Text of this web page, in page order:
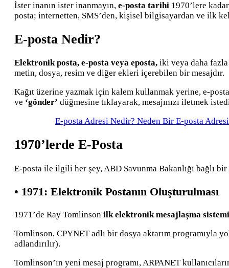
İster inanın ister inanmayın, e-posta tarihi 1970’lere
posta; internetten, SMS’den, kişisel bilgisayardan ve ilk
E-posta Nedir?
Elektronik posta, e-posta veya eposta, iki veya daha
metin, dosya, resim ve diğer ekleri içerebilen bir mesajdır.
Kağıt üzerine yazmak için kalem kullanmak yerine, e-
ve ‘gönder’ düğmesine tıklayarak, mesajınızı iletmek
E-posta Adresi Nedir? Neden Bir E-posta
1970’lerde E-Posta
E-posta ile ilgili her şey, ABD Savunma Bakanlığı bağlı bir
• 1971: Elektronik Postanın Oluşturulması
1971’de Ray Tomlinson ilk elektronik mesajlaşma
Tomlinson, CPYNET adlı bir dosya aktarım programıyla
adlandırılır).
Tomlinson’ın yeni mesaj programı, ARPANET